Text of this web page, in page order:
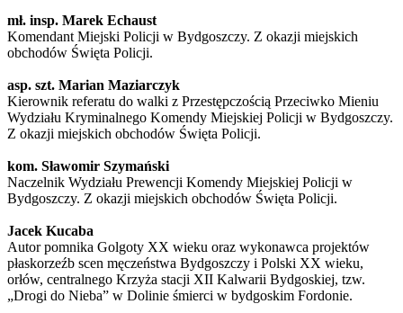
mł. insp. Marek Echaust
Komendant Miejski Policji w Bydgoszczy. Z okazji miejskich
obchodów Święta Policji.
asp. szt. Marian Maziarczyk
Kierownik referatu do walki z Przestępczością Przeciwko Mieniu
Wydziału Kryminalnego Komendy Miejskiej Policji w Bydgoszczy.
Z okazji miejskich obchodów Święta Policji.
kom. Sławomir Szymański
Naczelnik Wydziału Prewencji Komendy Miejskiej Policji w
Bydgoszczy. Z okazji miejskich obchodów Święta Policji.
Jacek Kucaba
Autor pomnika Golgoty XX wieku oraz wykonawca projektów
płaskorzeźb scen męczeństwa Bydgoszczy i Polski XX wieku,
orłów, centralnego Krzyża stacji XII Kalwarii Bydgoskiej, tzw.
„Drogi do Nieba” w Dolinie śmierci w bydgoskim Fordonie.